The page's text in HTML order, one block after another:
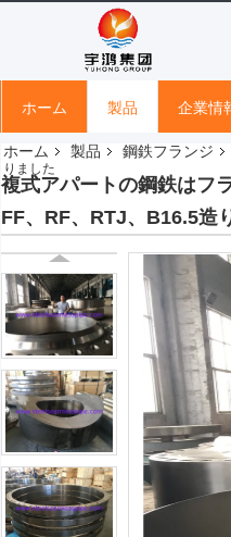
ホーム 製品 企業情
ホーム 製品 鋼鉄フランジ
りました
複式アパートの鋼鉄はフ
FF、RF、RTJ、B16.5造